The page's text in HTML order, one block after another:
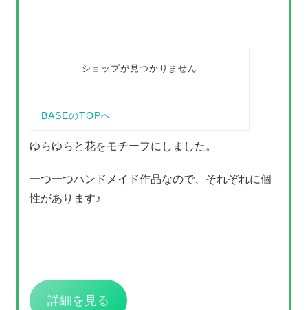
ゆらゆらと花をモチーフにしました。
一つ一つハンドメイド作品なので、それぞれに個
性があります♪
詳細を見る